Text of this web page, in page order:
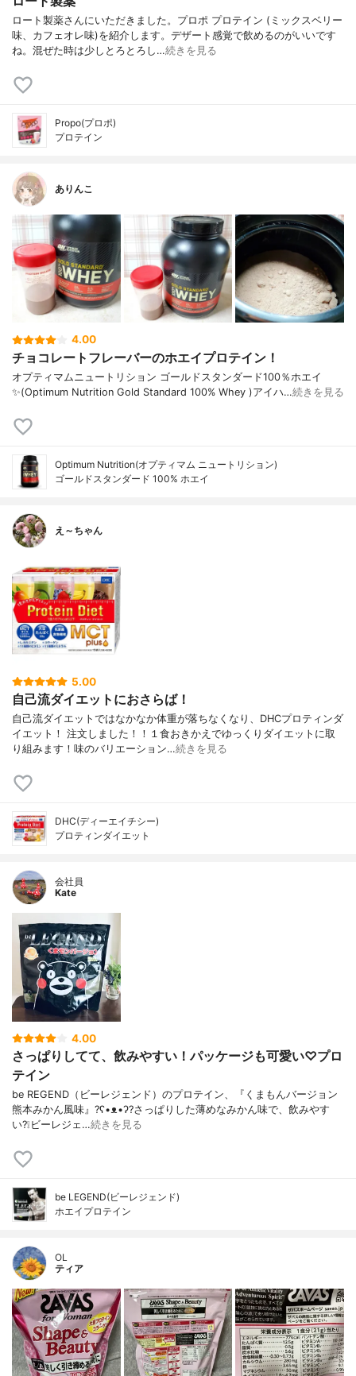
ロート製薬さんにいただきました。プロポ プロテイン (ミックスベリー
味、カフェオレ味)を紹介します。デザート感覚で飲めるのがいいです
ね。混ぜた時は少しとろとろし…続きを見る
Propo(プロポ)
プロテイン
ありんこ
4.00
チョコレートフレーバーのホエイプロテイン！
オプティマムニュートリション ゴールドスタンダード100％ホエイ
✨(Optimum Nutrition Gold Standard 100% Whey )アイハ…続きを見る
Optimum Nutrition(オプティマム ニュートリション)
ゴールドスタンダード 100% ホエイ
え～ちゃん
5.00
自己流ダイエットにおさらば！
自己流ダイエットではなかなか体重が落ちなくなり、DHCプロティンダ
イエット！ 注文しました！！１食おきかえでゆっくりダイエットに取
り組みます！味のバリエーション…続きを見る
DHC(ディーエイチシー)
プロティンダイエット
会社員
Kate
4.00
さっぱりしてて、飲みやすい！パッケージも可愛い♡プロ
テイン
be REGEND（ビーレジェンド）のプロテイン、『くまもんバージョン
熊本みかん風味』?ʕ•ᴥ•ʔ?さっぱりした薄めなみかん味で、飲みやす
い?❕ビーレジェ…続きを見る
be LEGEND(ビーレジェンド)
ホエイプロテイン
OL
ティア